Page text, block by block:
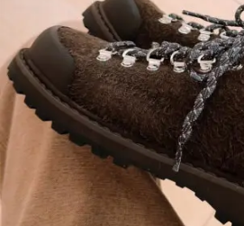
每日栏目
时 尚
球 鞋
生 活
科 技